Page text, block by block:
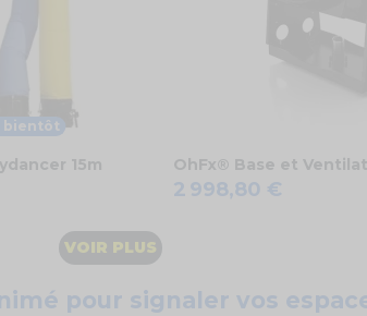
bientôt
15m
VOIR PLUS
OhFx® Base et
2 998,80 €
pour signaler vos